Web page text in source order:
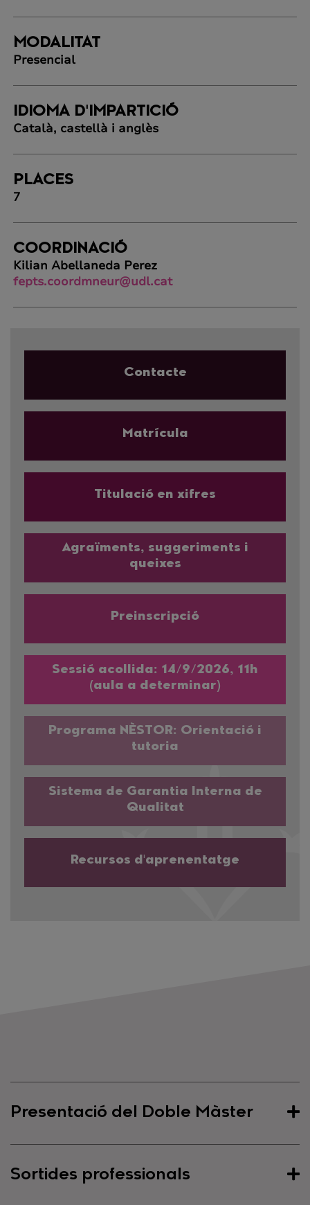
MODALITAT
Presencial
IDIOMA D'IMPARTICIÓ
Català, castellà i anglès
PLACES
7
COORDINACIÓ
Kilian Abellaneda Perez
fepts.coordmneur@udl.cat
Contacte
Matrícula
Titulació en xifres
Agraïments, suggeriments i
queixes
Preinscripció
Sessió acollida: 14/9/2026, 11h
(aula a determinar)
Programa NÈSTOR: Orientació i
tutoria
Sistema de Garantia Interna de
Qualitat
Recursos d'aprenentatge
Presentació del Doble Màster
Presentació del Doble Màster
Sortides professionals